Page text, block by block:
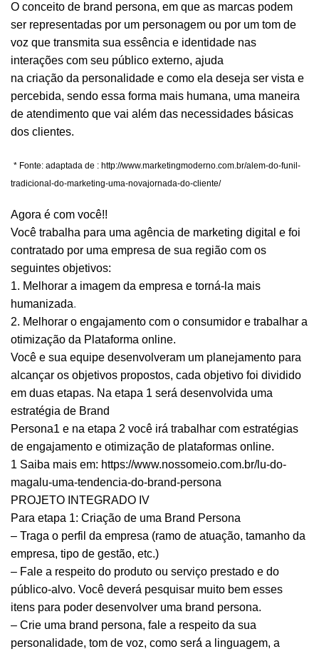
O conceito de brand persona, em que as marcas podem
ser representadas por um personagem ou por um tom de
voz que transmita sua essência e identidade nas
interações com seu público externo, ajuda
na criação da personalidade e como ela deseja ser vista e
percebida, sendo essa forma mais humana, uma maneira
de atendimento que vai além das necessidades básicas
dos clientes.
* Fonte: adaptada de : http://www.marketingmoderno.com.br/alem-do-funil-
tradicional-do-marketing-uma-novajornada-do-cliente/
Agora é com você!!
Você trabalha para uma agência de marketing digital e foi
contratado por uma empresa de sua região com os
seguintes objetivos:
1. Melhorar a imagem da empresa e torná-la mais
humanizada.
2. Melhorar o engajamento com o consumidor e trabalhar a
otimização da Plataforma online.
Você e sua equipe desenvolveram um planejamento para
alcançar os objetivos propostos, cada objetivo foi dividido
em duas etapas. Na etapa 1 será desenvolvida uma
estratégia de Brand
Persona1 e na etapa 2 você irá trabalhar com estratégias
de engajamento e otimização de plataformas online.
1 Saiba mais em: https://www.nossomeio.com.br/lu-do-
magalu-uma-tendencia-do-brand-persona
PROJETO INTEGRADO IV
Para etapa 1: Criação de uma Brand Persona
– Traga o perfil da empresa (ramo de atuação, tamanho da
empresa, tipo de gestão, etc.)
– Fale a respeito do produto ou serviço prestado e do
público-alvo. Você deverá pesquisar muito bem esses
itens para poder desenvolver uma brand persona.
– Crie uma brand persona, fale a respeito da sua
personalidade, tom de voz, como será́ a linguagem, a